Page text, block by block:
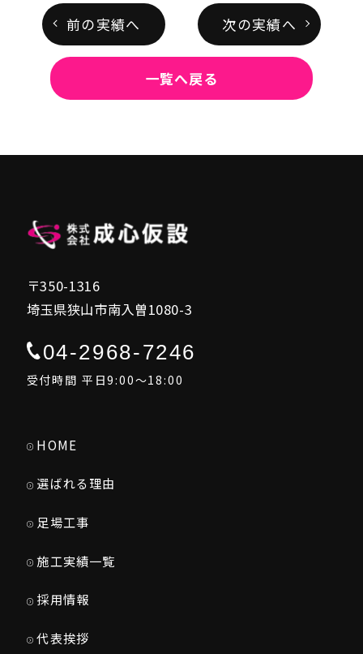
前の実績へ 次の実績へ
一覧へ戻る
〒350-1316
埼玉県狭山市南入曽1080-3
04-2968-7246
受付時間 平日9:00～18:00
HOME
選ばれる理由
足場工事
施工実績一覧
採用情報
代表挨拶